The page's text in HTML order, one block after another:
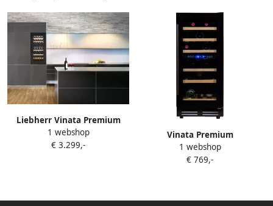
Liebherr Vinata Premium
Wijnklimaatkast Vinidor
Inbouw Zwart 51 flessen
1 webshop
€ 3.299,-
Vinata Premium
Wijnklimaatkast Vrijstaand
en Onderbouw koelkast
Wijnkast glazen deur
1 webshop
€ 769,-